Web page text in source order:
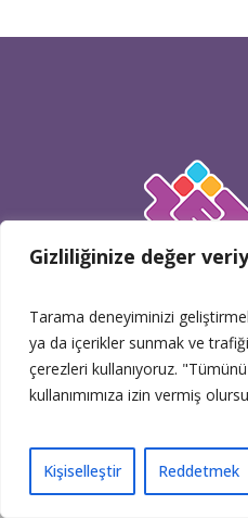
Gizliliğinize değer
Tarama deneyiminizi
ya da içerikler sunmak ve
çerezleri kullanıyoruz.
kullanımımıza izin vermiş
Kişiselleştir Reddetmek
Zeka Oyunlarını Mağaza
İnceleyebilirsiniz.
Pazartesi -
(0212) 574 41